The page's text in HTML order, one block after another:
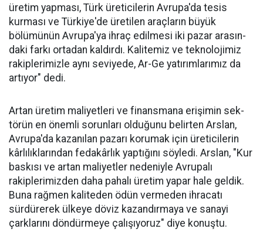
üre­tim yapması, Türk üreticilerin Avru­pa'da tesis
kurması ve Türkiye'de üreti­len araçların büyük
bölümünün Avru­pa'ya ihraç edilme­si iki pazar arasın­
daki farkı ortadan kaldırdı. Kalitemiz ve teknolojimiz
ra­kiplerimizle aynı seviyede, Ar-Ge ya­tırımlarımız da
ar­tıyor" dedi.
Artan üretim ma­liyetleri ve finans­mana erişimin sek­
törün en önemli sorunları oldu­ğunu belirten Arslan,
Avrupa'da kazanılan pazarı korumak için üreticilerin
kârlılıklarından fe­dakârlık yaptığını söyledi. Arslan, "Kur
baskısı ve artan maliyetler nedeniyle Avrupalı
rakiplerimiz­den daha pahalı üretim yapar ha­le geldik.
Buna rağmen kaliteden ödün vermeden ihracatı
sürdüre­rek ülkeye döviz kazandırmaya ve sanayi
çarklarını döndürmeye ça­lışıyoruz" diye konuştu.